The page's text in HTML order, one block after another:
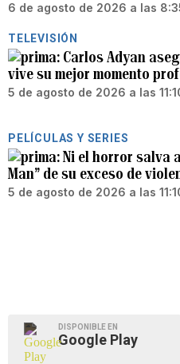
6 de agosto de 2026 a las
TELEVISIÓN
Carlos Adyan
vive su mejor momento
5 de agosto de 2026 a las
PELÍCULAS Y SERIES
Ni el horror salva
Man” de su exceso de
5 de agosto de 2026 a las
DISPONIBLE EN
Google Play